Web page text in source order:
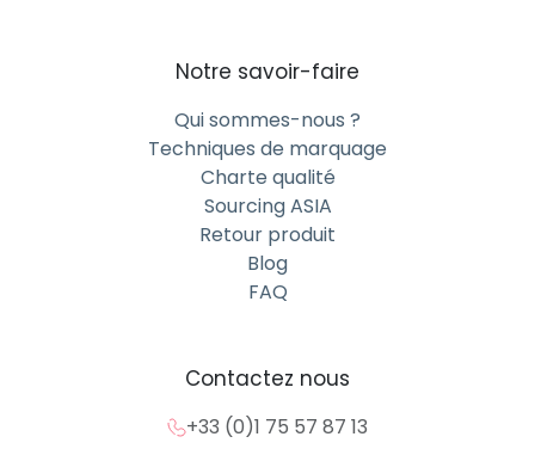
Notre savoir-faire
Qui sommes-nous ?
Techniques de marquage
Charte qualité
Sourcing ASIA
Retour produit
Blog
FAQ
Contactez nous
+33 (0)1 75 57 87 13